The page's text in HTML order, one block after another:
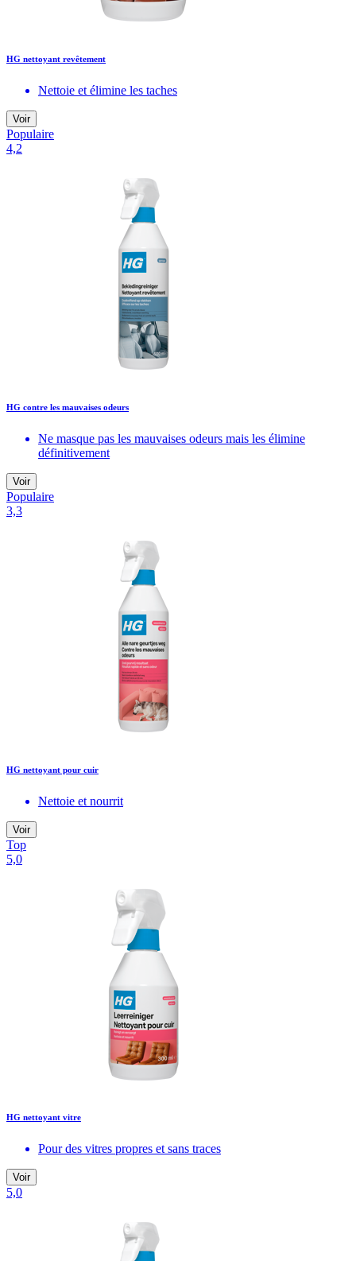
HG nettoyant revêtement
Nettoie et élimine les taches
Voir
Populaire
4,2
HG contre les mauvaises odeurs
Ne masque pas les mauvaises odeurs mais les élimine
définitivement
Voir
Populaire
3,3
HG nettoyant pour cuir
Nettoie et nourrit
Voir
Top
5,0
HG nettoyant vitre
Pour des vitres propres et sans traces
Voir
5,0